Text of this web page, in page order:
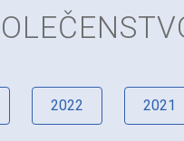
2022 2021